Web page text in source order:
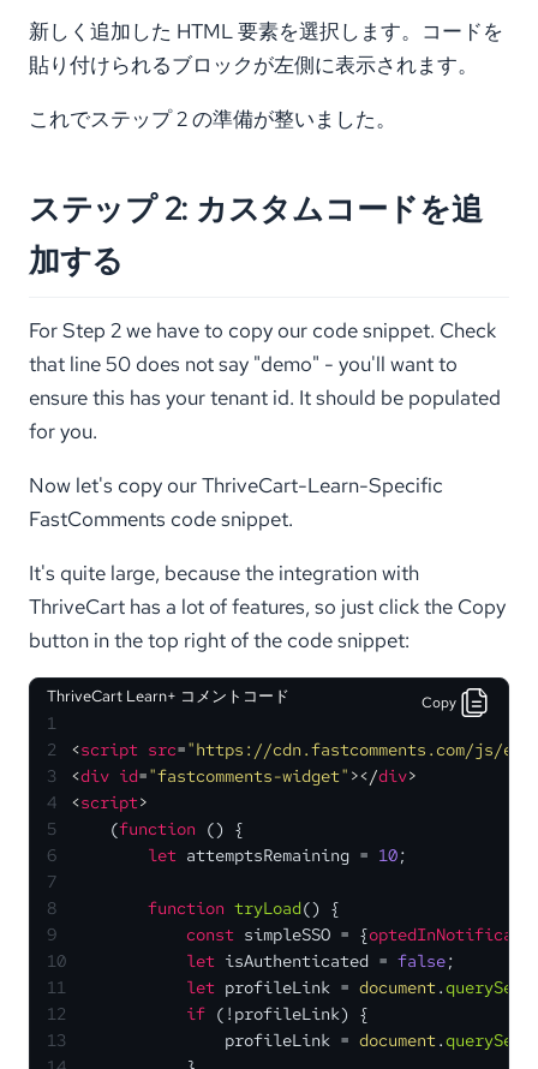
新しく追加した HTML 要素を選択します。コードを
貼り付けられるブロックが左側に表示されます。
これでステップ 2 の準備が整いました。
ステップ 2: カスタムコードを追
加する
For Step 2 we have to copy our code snippet. Check
that line 50 does not say "demo" - you'll want to
ensure this has your tenant id. It should be populated
for you.
Now let's copy our ThriveCart-Learn-Specific
FastComments code snippet.
It's quite large, because the integration with
ThriveCart has a lot of features, so just click the Copy
button in the top right of the code snippet:
ThriveCart Learn+ コメントコード Copy
1
2
<script src="https://cdn.fastcomments.com/js/
3
<div id="fastcomments-widget" ></div>
4
<script>
5
    (
function () {
6
let attemptsRemaining = 10;
7
8
function tryLoad() {
9
const simpleSSO = {
10
let isAuthenticated = false;
11
let profileLink = document .
12
if (!profileLink) {
13
                profileLink =
document .